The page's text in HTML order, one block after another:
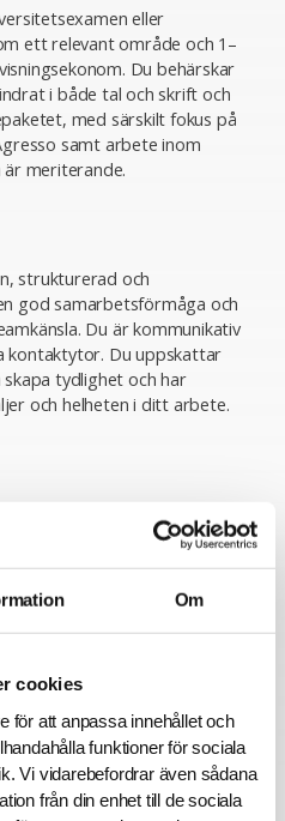
Om
cookies
för att anpassa innehållet och
funktioner för sociala
Vi vidarebefordrar även sådana
från din enhet till de sociala
eller
ett relevant område och 1–
Du behärskar
i både tal och skrift och
med särskilt fokus på
samt arbete inom
är meriterande.
strukturerad och
god samarbetsförmåga och
Du är kommunikativ
kontaktytor. Du uppskattar
tydlighet och har
och helheten i ditt arbete.
Kamaliha. Vi intervjuar
att tillsättas innan
Sista ansökningsdag är 2025-
innebär att du blir en del
med kompetens att ge dig
både inom din